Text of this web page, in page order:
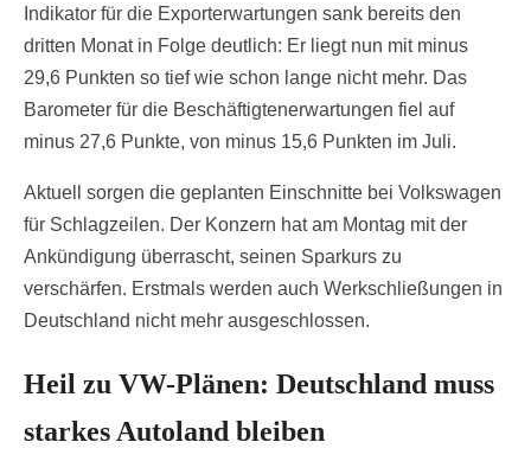
Indikator für die Exporterwartungen sank bereits den
dritten Monat in Folge deutlich: Er liegt nun mit minus
29,6 Punkten so tief wie schon lange nicht mehr. Das
Barometer für die Beschäftigtenerwartungen fiel auf
minus 27,6 Punkte, von minus 15,6 Punkten im Juli.
Aktuell sorgen die geplanten Einschnitte bei Volkswagen
für Schlagzeilen. Der Konzern hat am Montag mit der
Ankündigung überrascht, seinen Sparkurs zu
verschärfen. Erstmals werden auch Werkschließungen in
Deutschland nicht mehr ausgeschlossen.
Heil zu VW-Plänen: Deutschland muss
starkes Autoland bleiben